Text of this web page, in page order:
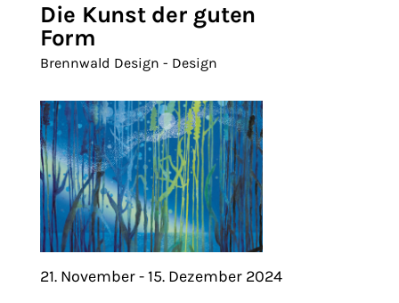
Die Kunst der guten
Form
Brennwald Design - Design
21. November - 15. Dezember 2024